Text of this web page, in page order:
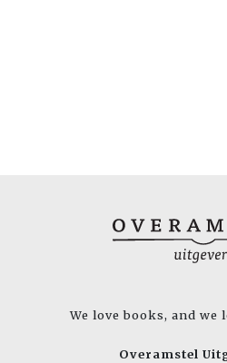
We love books, and
Overamstel